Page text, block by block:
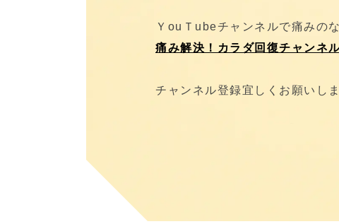
ＹouＴubeチャンネルで痛みの
痛み解決！カラダ回復チャンネ
チャンネル登録宜しくお願いし